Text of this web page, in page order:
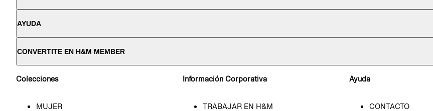
AYUDA
CONVERTITE EN H&M MEMBER
Colecciones
MUJER
Información Corporativa
TRABAJAR EN H&M
Ayuda
CONTACTO